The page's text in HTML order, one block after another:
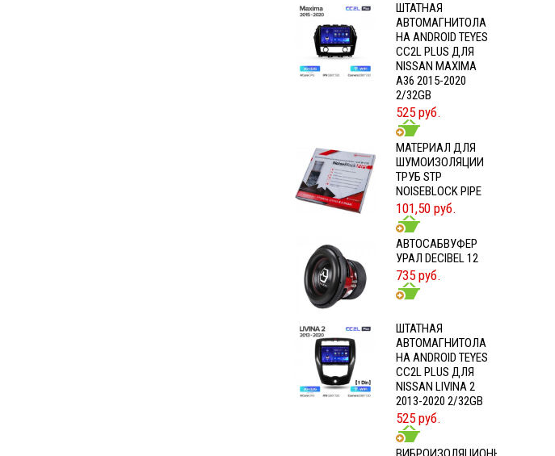
ШТАТНАЯ
АВТОМАГНИТОЛА
НА ANDROID TEYES
CC2L PLUS ДЛЯ
NISSAN MAXIMA
A36 2015-2020
2/32GB
525 руб.
МАТЕРИАЛ ДЛЯ
ШУМОИЗОЛЯЦИИ
ТРУБ STP
NOISEBLOCK PIPE
101,50 руб.
АВТОСАБВУФЕР
УРАЛ DECIBEL 12
735 руб.
ШТАТНАЯ
АВТОМАГНИТОЛА
НА ANDROID TEYES
CC2L PLUS ДЛЯ
NISSAN LIVINA 2
2013-2020 2/32GB
525 руб.